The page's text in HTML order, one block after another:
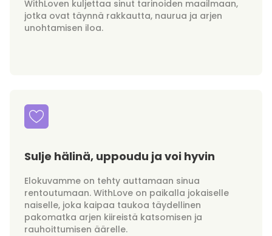
WithLoven kuljettaa sinut tarinoiden maailmaan,
jotka ovat täynnä rakkautta, naurua ja arjen
unohtamisen iloa.
Sulje hälinä, uppoudu ja voi hyvin
Elokuvamme on tehty auttamaan sinua
rentoutumaan. WithLove on paikalla jokaiselle
naiselle, joka kaipaa taukoa täydellinen
pakomatka arjen kiireistä katsomisen ja
rauhoittumisen äärelle.